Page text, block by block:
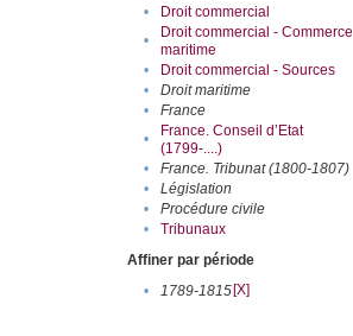
•
Droit commercial
•
Droit commercial - Commerce
maritime
• Droit commercial - Sources
•
Droit maritime
•
France
•
France. Conseil d’Etat
(1799-....)
• France. Tribunat (1800-1807)
•
Législation
•
Procédure civile
•
Tribunaux
Affiner par période
•
1789-1815[X]